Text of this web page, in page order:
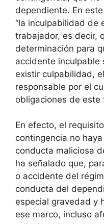
dependiente. En
“la inculpabilidad de
trabajador, es decir,
determinación para
accidente inculpable
existir culpabilidad,
responsable por el
obligaciones de este
En efecto, el
contingencia no
conducta maliciosa
ha señalado que,
o accidente del
conducta del
especial gravedad y
ese marco, incluso